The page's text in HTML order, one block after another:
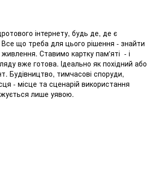
інтернету, будь де, де є
Все що треба для цього рішення - знайти
Ставимо картку пам'яті - і
вже готова. Ідеально як похідний або
Будівництво, тимчасові споруди,
- місце та сценарій використання
лише уявою.